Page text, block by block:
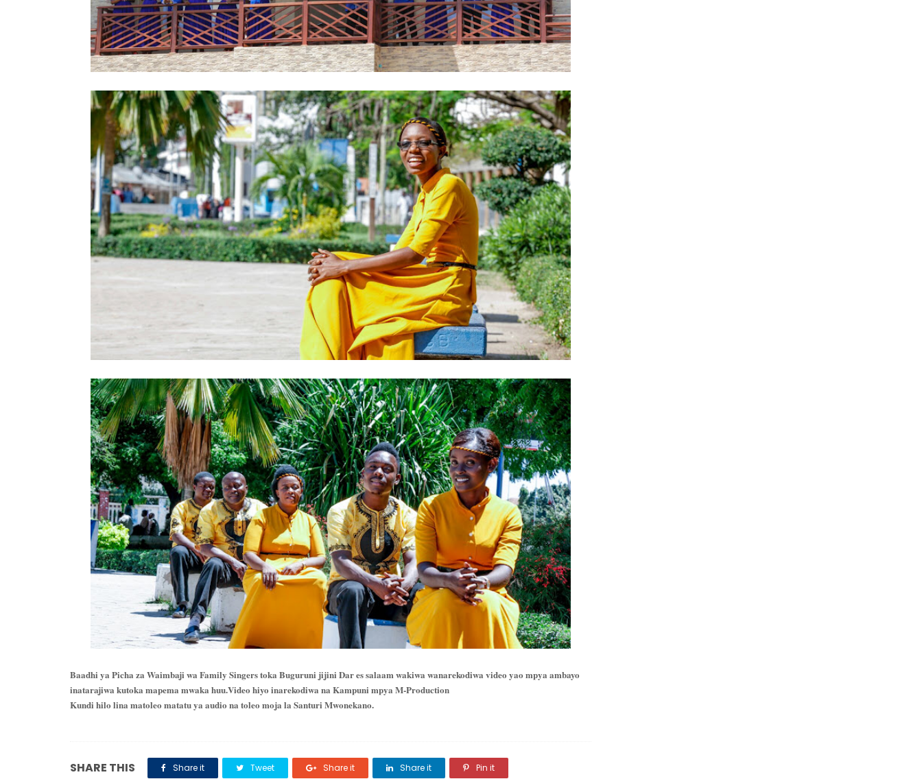
Baadhi ya Picha za Waimbaji wa Family Singers toka Buguruni jijini Dar es salaam wakiwa wanarekodiwa video yao mpya ambayo
inatarajiwa kutoka mapema mwaka huu.Video hiyo inarekodiwa na Kampuni mpya M-Production
Kundi hilo lina matoleo matatu ya audio na toleo moja la Santuri Mwonekano.
SHARE THIS Share it Tweet Share it Share it Pin it